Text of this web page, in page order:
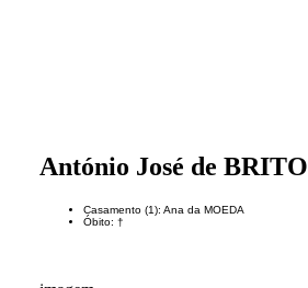
António José de BRITO
Casamento (1): Ana da MOEDA
Óbito: †